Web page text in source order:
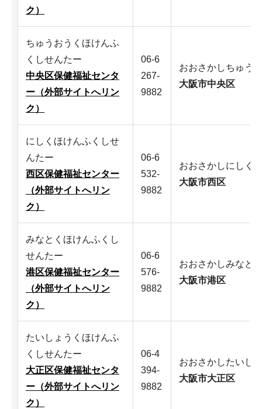
ク）
ちゅうおうくほけんふ
くしせんたー
中央区保健福祉センタ
ー（外部サイトへリン
ク）
06-6
267-
9882
おおさかしちゅう
大阪市中央区
にしくほけんふくしせ
んたー
西区保健福祉センター
（外部サイトへリン
ク）
06-6
532-
9882
おおさかしにしく
大阪市西区
みなとくほけんふくし
せんたー
港区保健福祉センター
（外部サイトへリン
ク）
06-6
576-
9882
おおさかしみなと
大阪市港区
たいしょうくほけんふ
くしせんたー
大正区保健福祉センタ
ー（外部サイトへリン
ク）
06-4
394-
9882
おおさかしたいし
大阪市大正区